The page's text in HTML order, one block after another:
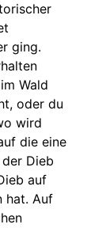
ging.
Wald
oder du
wird
die eine
Dieb
auf
hat. Auf